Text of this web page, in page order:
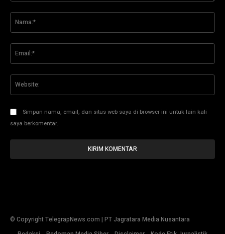
Simpan nama, email, dan situs web saya di browser ini untuk lain kali
saya berkomentar.
© Copyright TelegrapNews.com | PT Jagratara Media Nusantara